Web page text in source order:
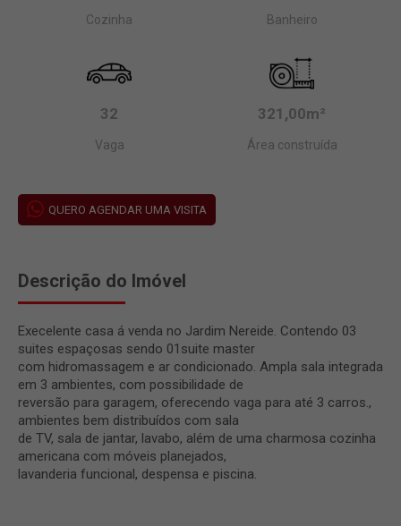
Cozinha Banheiro
32
Vaga
321,00m²
Área construída
QUERO AGENDAR UMA VISITA
Descrição do Imóvel
Execelente casa á venda no Jardim Nereide. Contendo 03
suites espaçosas sendo 01suite master
com hidromassagem e ar condicionado. Ampla sala integrada
em 3 ambientes, com possibilidade de
reversão para garagem, oferecendo vaga para até 3 carros.,
ambientes bem distribuídos com sala
de TV, sala de jantar, lavabo, além de uma charmosa cozinha
americana com móveis planejados,
lavanderia funcional, despensa e piscina.